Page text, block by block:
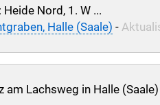
Nord, 1. W ...
Halle (Saale) -
am Lachsweg in Halle (Saale)